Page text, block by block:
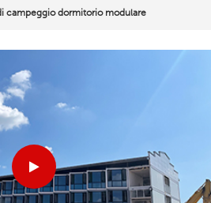
campeggio dormitorio modulare